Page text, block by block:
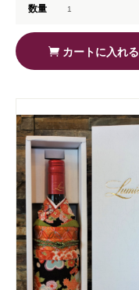
数量
カートに入れる